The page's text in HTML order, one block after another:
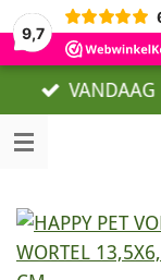
9,7
VANDAAG